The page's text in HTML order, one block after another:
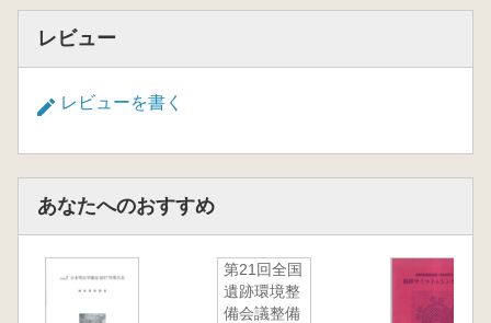
レビュー
レビューを書く
あなたへのおすすめ
第21回全国
遺跡環境整
備会議整備